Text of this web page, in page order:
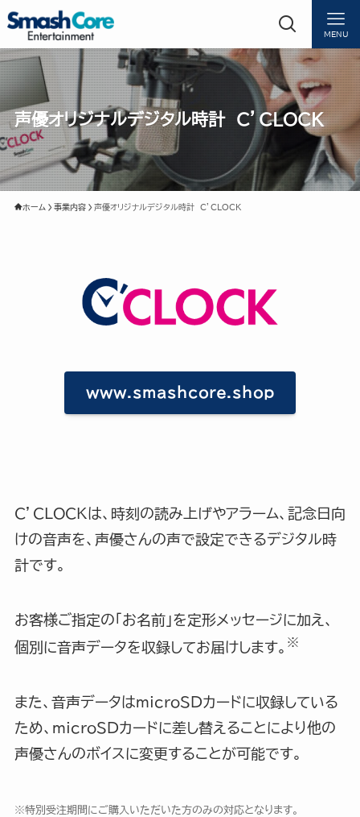
MENU
声優オリジナルデジタル時計 C’CLOCK
ホーム 事業内容 声優オリジナルデジタル時計 C’CLOCK
www.smashcore.shop
C’CLOCKは、時刻の読み上げやアラーム、記念日向
けの音声を、声優さんの声で設定できるデジタル時
計です。
お客様ご指定の「お名前」を定形メッセージに加え、
個別に音声データを収録してお届けします。 ※
また、音声データはmicroSDカードに収録している
ため、microSDカードに差し替えることにより他の
声優さんのボイスに変更することが可能です。
※特別受注期間にご購入いただいた方のみの対応となります。